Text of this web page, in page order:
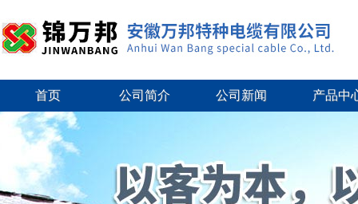
首页 公司简介 公司新闻 产品中